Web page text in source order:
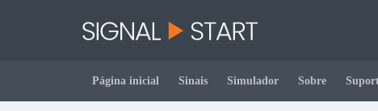
Página inicial Sinais Simulador Sobre